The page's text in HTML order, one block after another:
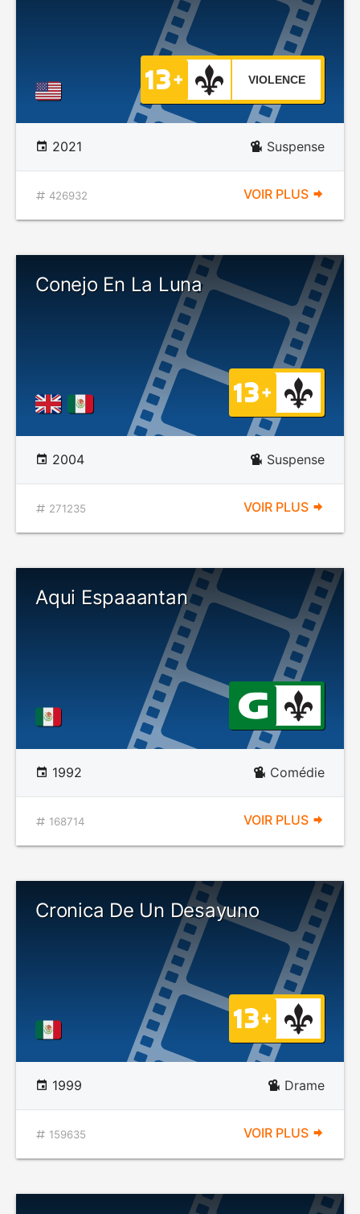
VIOLENCE
2021 Suspense
426932 VOIR PLUS
Conejo En La Luna
2004 Suspense
271235 VOIR PLUS
Aqui Espaaantan
1992 Comédie
168714 VOIR PLUS
Cronica De Un Desayuno
1999 Drame
159635 VOIR PLUS